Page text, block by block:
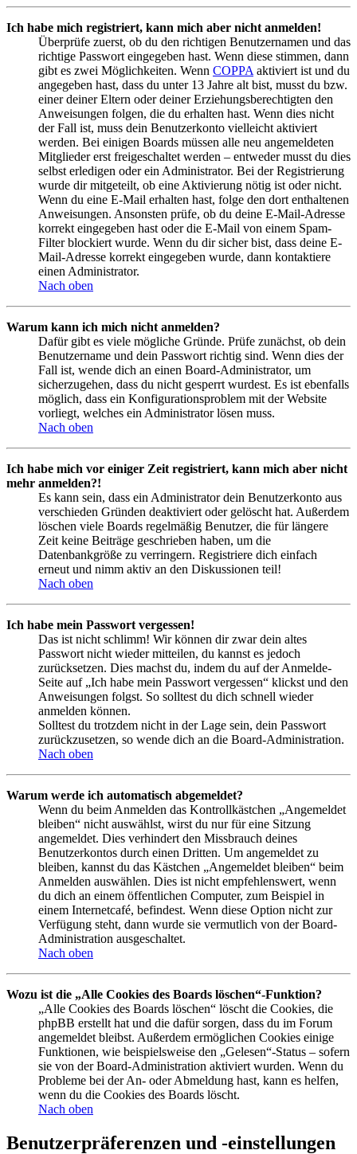
Ich habe mich registriert, kann mich aber nicht anmelden!
Überprüfe zuerst, ob du den richtigen Benutzernamen und das
richtige Passwort eingegeben hast. Wenn diese stimmen, dann
gibt es zwei Möglichkeiten. Wenn COPPA aktiviert ist und du
angegeben hast, dass du unter 13 Jahre alt bist, musst du bzw.
einer deiner Eltern oder deiner Erziehungsberechtigten den
Anweisungen folgen, die du erhalten hast. Wenn dies nicht
der Fall ist, muss dein Benutzerkonto vielleicht aktiviert
werden. Bei einigen Boards müssen alle neu angemeldeten
Mitglieder erst freigeschaltet werden – entweder musst du dies
selbst erledigen oder ein Administrator. Bei der Registrierung
wurde dir mitgeteilt, ob eine Aktivierung nötig ist oder nicht.
Wenn du eine E-Mail erhalten hast, folge den dort enthaltenen
Anweisungen. Ansonsten prüfe, ob du deine E-Mail-Adresse
korrekt eingegeben hast oder die E-Mail von einem Spam-
Filter blockiert wurde. Wenn du dir sicher bist, dass deine E-
Mail-Adresse korrekt eingegeben wurde, dann kontaktiere
einen Administrator.
Nach oben
Warum kann ich mich nicht anmelden?
Dafür gibt es viele mögliche Gründe. Prüfe zunächst, ob dein
Benutzername und dein Passwort richtig sind. Wenn dies der
Fall ist, wende dich an einen Board-Administrator, um
sicherzugehen, dass du nicht gesperrt wurdest. Es ist ebenfalls
möglich, dass ein Konfigurationsproblem mit der Website
vorliegt, welches ein Administrator lösen muss.
Nach oben
Ich habe mich vor einiger Zeit registriert, kann mich aber nicht
mehr anmelden?!
Es kann sein, dass ein Administrator dein Benutzerkonto aus
verschieden Gründen deaktiviert oder gelöscht hat. Außerdem
löschen viele Boards regelmäßig Benutzer, die für längere
Zeit keine Beiträge geschrieben haben, um die
Datenbankgröße zu verringern. Registriere dich einfach
erneut und nimm aktiv an den Diskussionen teil!
Nach oben
Ich habe mein Passwort vergessen!
Das ist nicht schlimm! Wir können dir zwar dein altes
Passwort nicht wieder mitteilen, du kannst es jedoch
zurücksetzen. Dies machst du, indem du auf der Anmelde-
Seite auf „Ich habe mein Passwort vergessen“ klickst und den
Anweisungen folgst. So solltest du dich schnell wieder
anmelden können.
Solltest du trotzdem nicht in der Lage sein, dein Passwort
zurückzusetzen, so wende dich an die Board-Administration.
Nach oben
Warum werde ich automatisch abgemeldet?
Wenn du beim Anmelden das Kontrollkästchen „Angemeldet
bleiben“ nicht auswählst, wirst du nur für eine Sitzung
angemeldet. Dies verhindert den Missbrauch deines
Benutzerkontos durch einen Dritten. Um angemeldet zu
bleiben, kannst du das Kästchen „Angemeldet bleiben“ beim
Anmelden auswählen. Dies ist nicht empfehlenswert, wenn
du dich an einem öffentlichen Computer, zum Beispiel in
einem Internetcafé, befindest. Wenn diese Option nicht zur
Verfügung steht, dann wurde sie vermutlich von der Board-
Administration ausgeschaltet.
Nach oben
Wozu ist die „Alle Cookies des Boards löschen“-Funktion?
„Alle Cookies des Boards löschen“ löscht die Cookies, die
phpBB erstellt hat und die dafür sorgen, dass du im Forum
angemeldet bleibst. Außerdem ermöglichen Cookies einige
Funktionen, wie beispielsweise den „Gelesen“-Status – sofern
sie von der Board-Administration aktiviert wurden. Wenn du
Probleme bei der An- oder Abmeldung hast, kann es helfen,
wenn du die Cookies des Boards löscht.
Nach oben
Benutzerpräferenzen und -einstellungen